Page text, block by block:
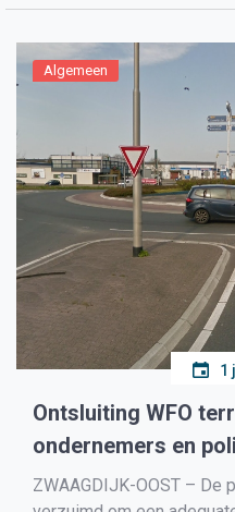
Algemeen
1
Ontsluiting WFO
ondernemers en
ZWAAGDIJK-OOST – De